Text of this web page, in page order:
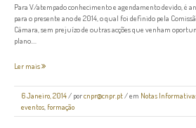
Para V/atempado conhecimento e agendamento devido, é
para o presente ano de 2014, o qual foi definido pela
Câmara, sem prejuízo de outras acções que venham
plano....
Ler mais
6 Janeiro, 2014 / porcnpr@cnpr.pt / em Notas
eventos formação